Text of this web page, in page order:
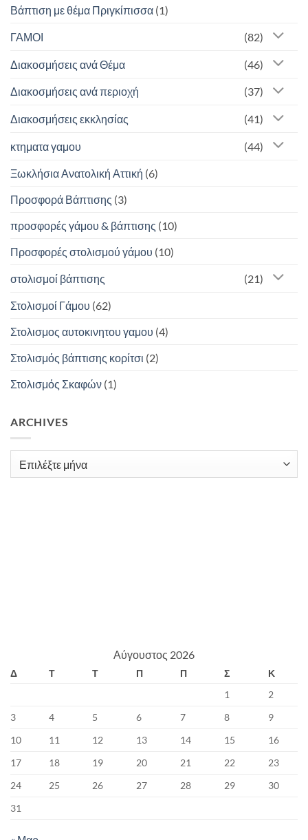
Βάπτιση με θέμα Πριγκίπισσα (1)
ΓΑΜΟΙ (82)
Διακοσμήσεις ανά Θέμα (46)
Διακοσμήσεις ανά περιοχή (37)
Διακοσμήσεις εκκλησίας (41)
κτηματα γαμου (44)
Ξωκλήσια Ανατολική Αττική (6)
Προσφορά Βάπτισης (3)
προσφορές γάμου & βάπτισης (10)
Προσφορές στολισμού γάμου (10)
στολισμοί βάπτισης (21)
Στολισμοί Γάμου (62)
Στολισμος αυτοκινητου γαμου (4)
Στολισμός βάπτισης κορίτσι (2)
Στολισμός Σκαφών (1)
ARCHIVES
Archives
Αύγουστος 2026
Δ Τ Τ Π Π Σ
Κ
1
2
3
4 5 6 7 8
9
10
11 12 13 14 15
16
17
18 19 20 21 22
23
24
25 26 27 28 29
30
31